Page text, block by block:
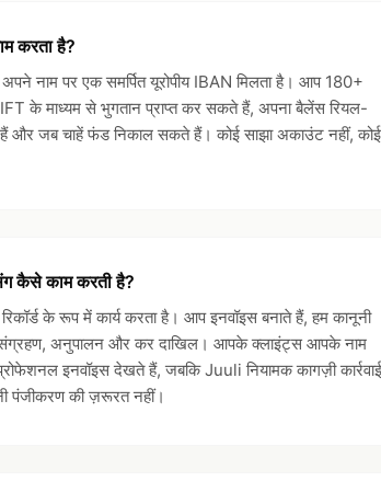
करता है?
अपने नाम पर एक समर्पित यूरोपीय IBAN मिलता है। आप 180+
के माध्यम से भुगतान प्राप्त कर सकते हैं, अपना बैलेंस रियल-
जब चाहें फंड निकाल सकते हैं। कोई साझा अकाउंट नहीं, कोई
कैसे काम करती है?
के रूप में कार्य करता है। आप इनवॉइस बनाते हैं, हम कानूनी
अनुपालन और कर दाखिल। आपके क्लाइंट्स आपके नाम
इनवॉइस देखते हैं, जबकि Juuli नियामक कागज़ी कार्रवाई
पंजीकरण की ज़रूरत नहीं।